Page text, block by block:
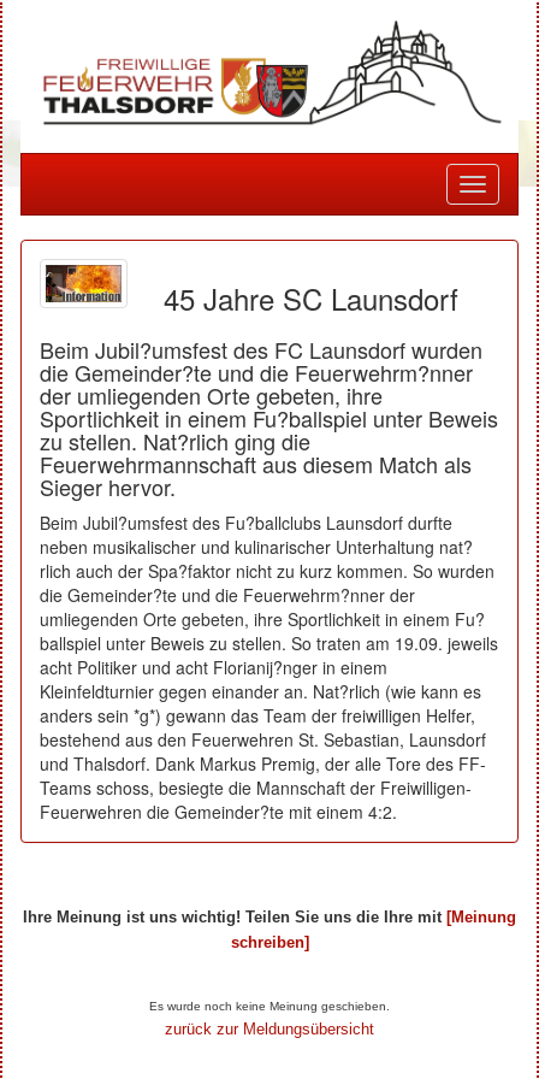
Toggle
45 Jahre SC Launsdorf
Beim Jubil?umsfest des FC Launsdorf wurden
die Gemeinder?te und die Feuerwehrm?nner
der umliegenden Orte gebeten, ihre
Sportlichkeit in einem Fu?ballspiel unter Beweis
zu stellen. Nat?rlich ging die
Feuerwehrmannschaft aus diesem Match als
Sieger hervor.
Beim Jubil?umsfest des Fu?ballclubs Launsdorf durfte
neben musikalischer und kulinarischer Unterhaltung nat?
rlich auch der Spa?faktor nicht zu kurz kommen. So wurden
die Gemeinder?te und die Feuerwehrm?nner der
umliegenden Orte gebeten, ihre Sportlichkeit in einem Fu?
ballspiel unter Beweis zu stellen. So traten am 19.09. jeweils
acht Politiker und acht Florianij?nger in einem
Kleinfeldturnier gegen einander an. Nat?rlich (wie kann es
anders sein *g*) gewann das Team der freiwilligen Helfer,
bestehend aus den Feuerwehren St. Sebastian, Launsdorf
und Thalsdorf. Dank Markus Premig, der alle Tore des FF-
Teams schoss, besiegte die Mannschaft der Freiwilligen-
Feuerwehren die Gemeinder?te mit einem 4:2.
Ihre Meinung ist uns wichtig! Teilen Sie uns die Ihre mit [Meinung
schreiben]
Es wurde noch keine Meinung geschieben.
zurück zur Meldungsübersicht